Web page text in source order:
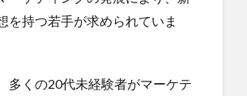
を持つ若手が求められていま
多くの20代未経験者がマーケテ